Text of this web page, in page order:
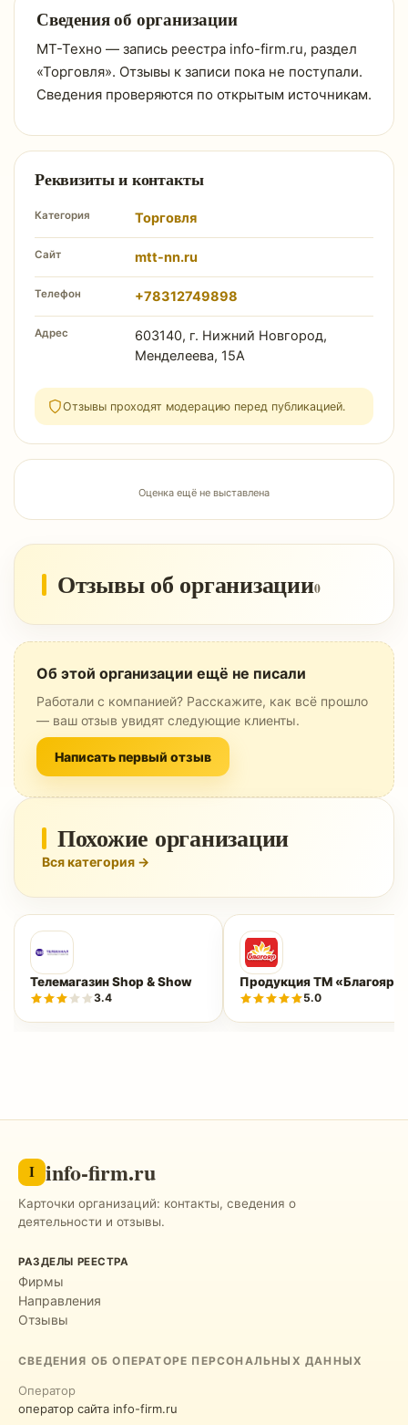
Сведения об организации
МТ-Техно — запись реестра info-firm.ru, раздел
«Торговля». Отзывы к записи пока не поступали.
Сведения проверяются по открытым источникам.
Реквизиты и контакты
Категория Торговля
Сайт mtt-nn.ru
Телефон +78312749898
Адрес
603140, г. Нижний Новгород,
Менделеева, 15А
Отзывы проходят модерацию перед публикацией.
Оценка ещё не выставлена
Отзывы об организации0
Об этой организации ещё не писали
Работали с компанией? Расскажите, как всё прошло
— ваш отзыв увидят следующие клиенты.
Написать первый отзыв
Похожие организации
Вся категория →
Телемагазин Shop & Show
3.4
Продукция ТМ «Благояр»
5.0
I info-firm.ru
Карточки организаций: контакты, сведения о
деятельности и отзывы.
РАЗДЕЛЫ РЕЕСТРА
Фирмы
Направления
Отзывы
СВЕДЕНИЯ ОБ ОПЕРАТОРЕ ПЕРСОНАЛЬНЫХ ДАННЫХ
Оператор
оператор сайта info-firm.ru